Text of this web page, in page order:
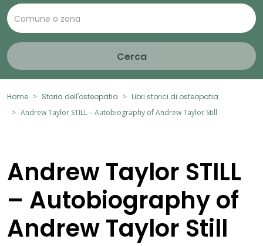
Cerca
Home Storia dell'osteopatia
Libri storici di osteopatia
Andrew Taylor STILL – Autobiography of Andrew Taylor Still
Andrew Taylor STILL
– Autobiography of
Andrew Taylor Still